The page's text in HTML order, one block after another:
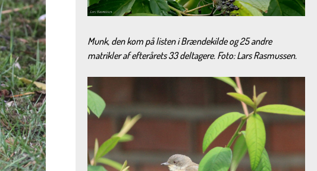
Munk, den kom på listen i Brændekilde og 25 andre
matrikler af efterårets 33 deltagere. Foto: Lars Rasmussen.